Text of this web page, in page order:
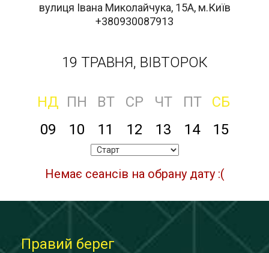
вулиця Івана Миколайчука, 15А, м.Київ
+380930087913
19 ТРАВНЯ, ВІВТОРОК
НД ПН ВТ СР ЧТ ПТ
СБ
09
10 11 12 13 14 15
Немає сеансів на обрану дату :(
Правий берег